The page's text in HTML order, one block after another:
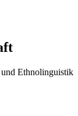
und Ethnolinguistik